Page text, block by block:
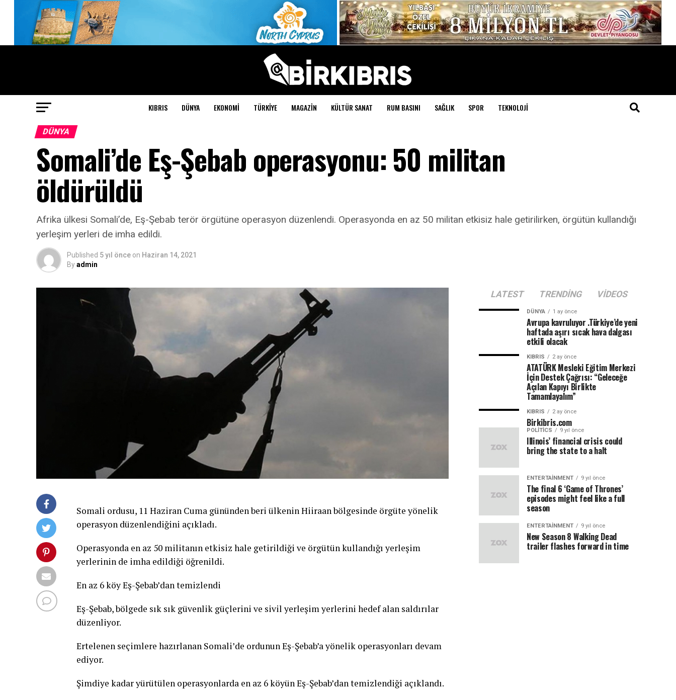
KIBRIS DÜNYA EKONOMI TÜRKIYE MAGAZIN KÜLTÜR SANAT RUM BASINI SAĞLIK SPOR TEKNOLOJI
DÜNYA
Somali’de Eş-Şebab operasyonu: 50 militan
öldürüldü
Afrika ülkesi Somali’de, Eş-Şebab terör örgütüne operasyon düzenlendi. Operasyonda en az 50 militan etkisiz hale getirilirken, örgütün kullandığı
yerleşim yerleri de imha edildi.
Published 5 yıl önce on Haziran 14, 2021
Byadmin
Somali ordusu, 11 Haziran Cuma gününden beri ülkenin Hiiraan bölgesinde örgüte yönelik
operasyon düzenlendiğini açıkladı.
Operasyonda en az 50 militanın etkisiz hale getirildiği ve örgütün kullandığı yerleşim
yerlerinin de imha edildiği öğrenildi.
En az 6 köy Eş-Şebab’dan temizlendi
Eş-Şebab, bölgede sık sık güvenlik güçlerini ve sivil yerleşim yerlerini hedef alan saldırılar
düzenliyor.
Ertelenen seçimlere hazırlanan Somali’de ordunun Eş-Şebab’a yönelik operasyonları devam
ediyor.
Şimdiye kadar yürütülen operasyonlarda en az 6 köyün Eş-Şebab’dan temizlendiği açıklandı.
LATEST TRENDING VIDEOS
DÜNYA 1 ay önce
Avrupa kavruluyor .Türkiye’de yeni
haftada aşırı sıcak hava dalgası
etkili olacak
KIBRIS 2 ay önce
ATATÜRK Mesleki Eğitim Merkezi
İçin Destek Çağrısı: “Geleceğe
Açılan Kapıyı Birlikte
Tamamlayalım”
KIBRIS 2 ay önce
Birkibris.com
POLITICS 9 yıl önce
Illinois’ financial crisis could
bring the state to a halt
ENTERTAINMENT 9 yıl önce
The final 6 ‘Game of Thrones’
episodes might feel like a full
season
ENTERTAINMENT 9 yıl önce
New Season 8 Walking Dead
trailer flashes forward in time